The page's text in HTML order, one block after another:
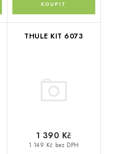
THULE KIT 6073
1 149 Kč bez DPH
1 390 Kč